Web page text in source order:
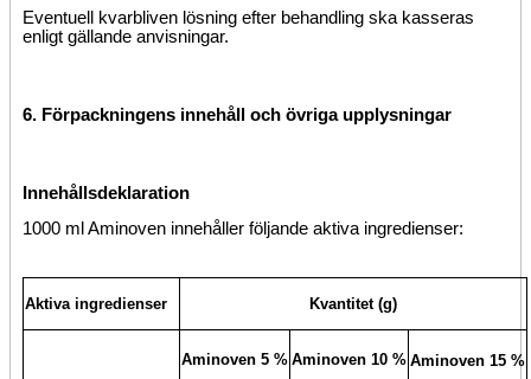
Eventuell kvarbliven lösning efter behandling ska kasseras
enligt gällande anvisningar.
6. Förpackningens innehåll och övriga upplysningar
Innehållsdeklaration
1000 ml Aminoven innehåller följande aktiva ingredienser:
Aktiva ingredienser Kvantitet (g)
Aminoven 5 % Aminoven 10 % Aminoven 15 %